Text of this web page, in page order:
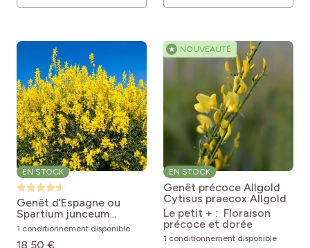
EN STOCK
Genêt d’Espagne ou
Spartium junceum
Spartium junceum
1 conditionnement disponible
18,50 €
★ NOUVEAUTÉ
EN STOCK
Genêt précoce Allgold
Cytisus praecox Allgold
Le petit + : Floraison
précoce et dorée
1 conditionnement disponible